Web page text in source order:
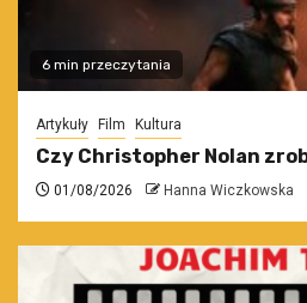
6 min przeczytania
Artykuły Film Kultura
Czy Christopher Nolan
01/08/2026 Hanna Wiczkowska